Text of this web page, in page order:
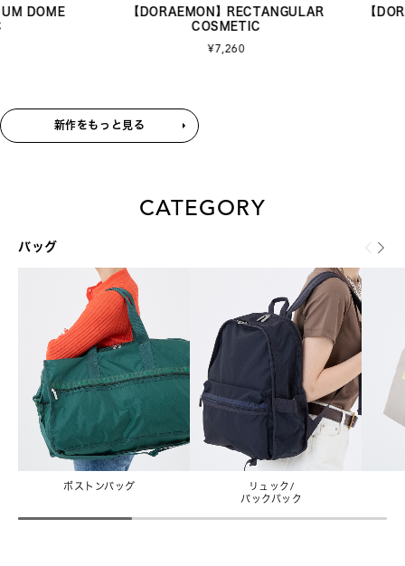
【DORAEMON】RECTANGULAR
【DORAEMON】
新作をもっと見る
CATEGORY
バッグ
ボストンバッグ
リュック/
バックパック